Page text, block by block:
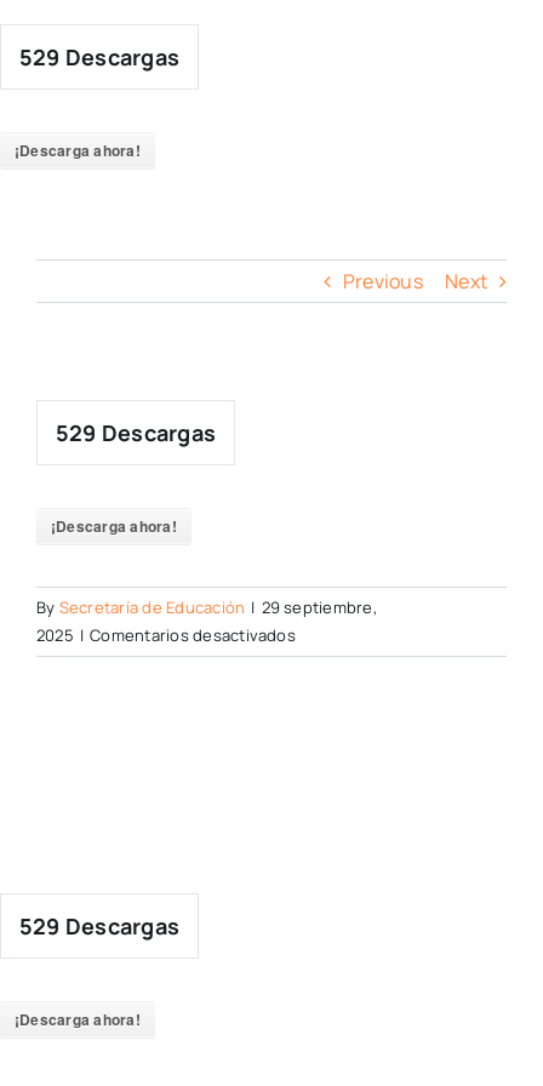
content
529 Descargas
¡Descarga ahora!
Previous Next
529 Descargas
¡Descarga ahora!
By Secretaría de Educación | 29 septiembre,
2025 | Comentarios desactivadosen
529 Descargas
¡Descarga ahora!